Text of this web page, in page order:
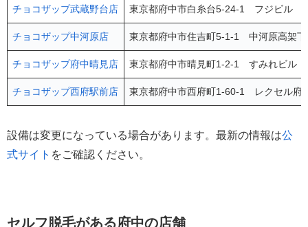
チョコザップ武蔵野台店 東京都府中市白糸台5-24-1 フジビル
チョコザップ中河原店 東京都府中市住吉町5-1-1 中河原高架
チョコザップ府中晴見店 東京都府中市晴見町1-2-1 すみれビル
チョコザップ西府駅前店 東京都府中市西府町1-60-1 レクセル
設備は変更になっている場合があります。最新の情報は公
式サイト をご確認ください。
セルフ脱毛がある府中の店舗